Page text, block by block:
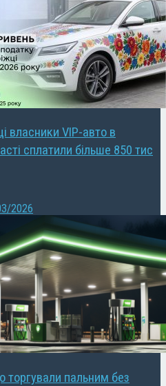
власники VIP-авто в
сплатили більше 850 тис
2026
торгували пальним без